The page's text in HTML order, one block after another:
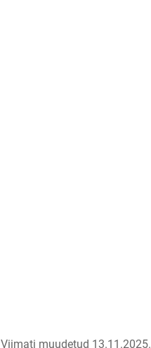
Viimati muudetud 13.11.2025.